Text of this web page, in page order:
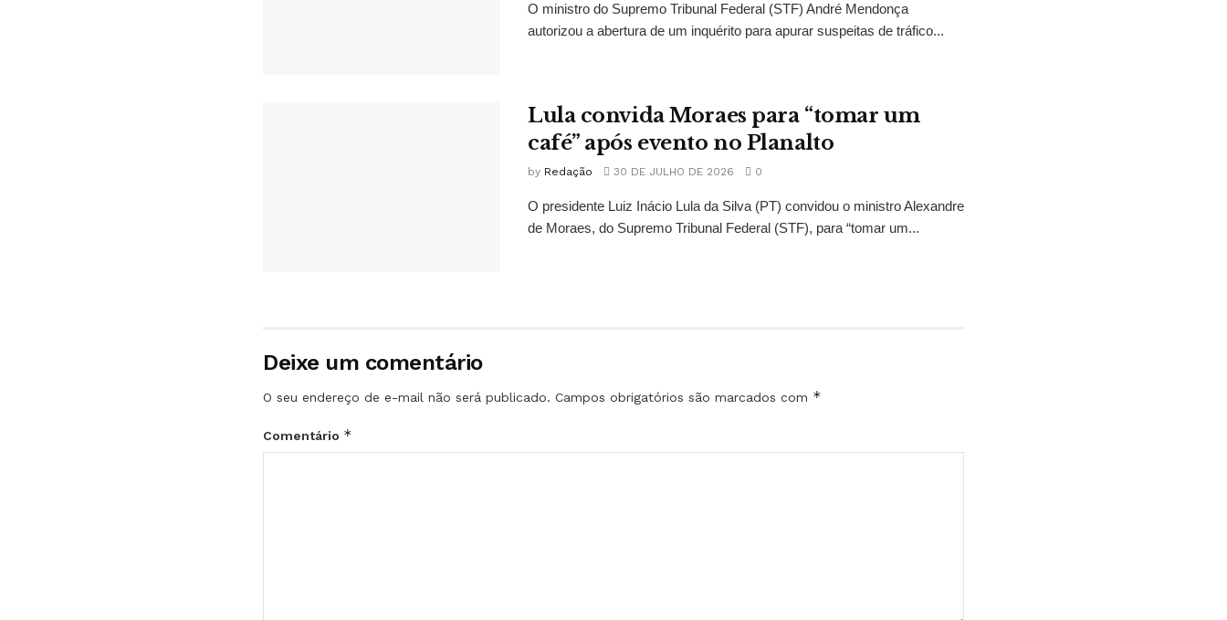
O ministro do Supremo Tribunal Federal (STF) André Mendonça
autorizou a abertura de um inquérito para apurar suspeitas de tráfico...
Lula convida Moraes para “tomar um
café” após evento no Planalto
by Redação 30 DE JULHO DE 2026 0
O presidente Luiz Inácio Lula da Silva (PT) convidou o ministro Alexandre
de Moraes, do Supremo Tribunal Federal (STF), para “tomar um...
Deixe um comentário
O seu endereço de e-mail não será publicado. Campos obrigatórios são marcados com *
Comentário *